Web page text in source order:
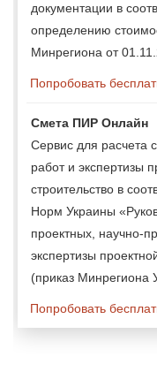
документации в
определению
Минрегиона от
Попробовать
Смета ПИР Онлайн
Сервис для расчета
работ и экспертизы
строительство в
Норм Украины
проектных, научно-
экспертизы
(приказ Минрегиона
Попробовать